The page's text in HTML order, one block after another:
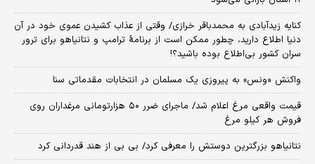
کنایه زیدآبادی به محمدباقر خرازی/ وقتی از عذاب کشیدن عموی خود در آن
دنیا اطلاع دارید، چطور ممکن است از برنامهٔ ترامپ و نتانیاهو برای ترور
سران کشور بی‌اطلاع بوده باشید؟!
واکنش «ونس» به پیروزی یک مسلمان در انتخابات مقدماتی سنا
قیمت واقعی مرغ اعلام شد/ ماجرای ضرر ۵۰ هزارتومانی مرغداران روی
فروش هر کیلو مرغ
نتانیاهو بزرگترین دوستش را معرفی کرد/ بی بی از هند قدردانی کرد